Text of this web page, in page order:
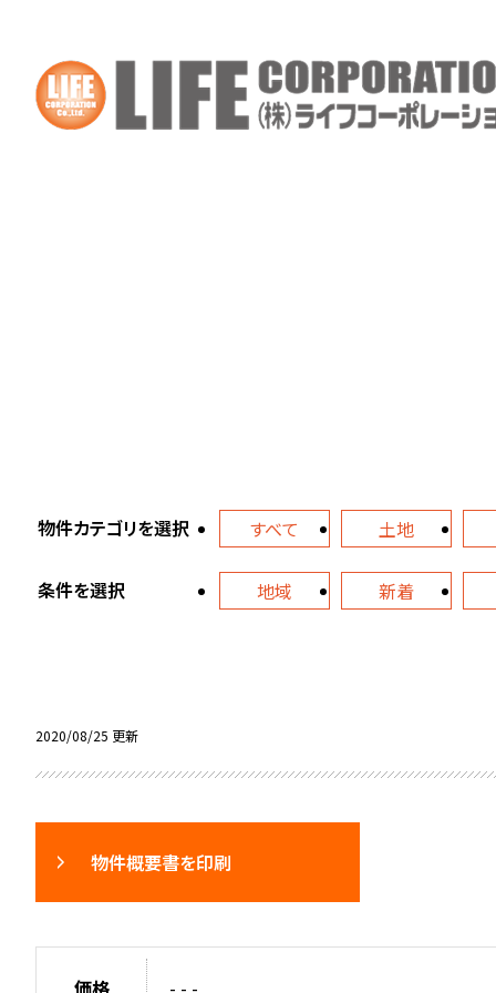
物件カテゴリを選択 すべて 土地
条件を選択 地域 新着
2020/08/25 更新
物件概要書を印刷
価格 - - -